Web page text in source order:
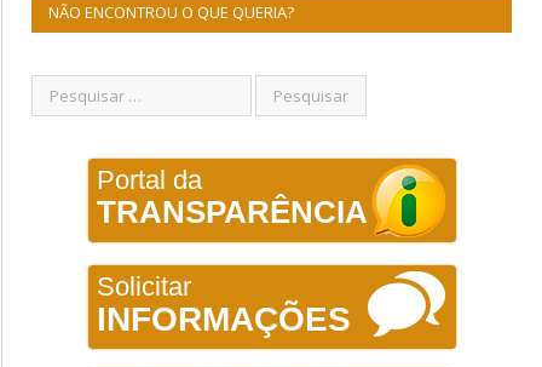
NÃO ENCONTROU O QUE QUERIA?
Portal da
TRANSPARÊNCIA
Solicitar
INFORMAÇÕES